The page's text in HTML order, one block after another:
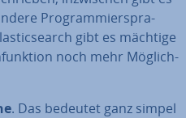
Pro­gram­mier­spra­
gibt es mächtige
noch mehr Mög­lich­
. Das bedeutet ganz simpel